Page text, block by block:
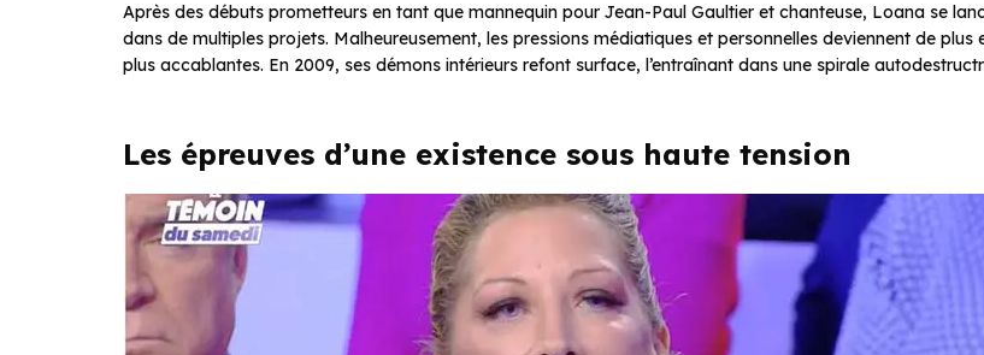
Après des débuts prometteurs en tant que mannequin pour Jean-Paul Gaultier et chanteuse, Loana se
dans de multiples projets. Malheureusement, les pressions médiatiques et personnelles deviennent de plus
plus accablantes. En 2009, ses démons intérieurs refont surface, l’entraînant dans une spirale
Les épreuves d’une existence sous haute tension